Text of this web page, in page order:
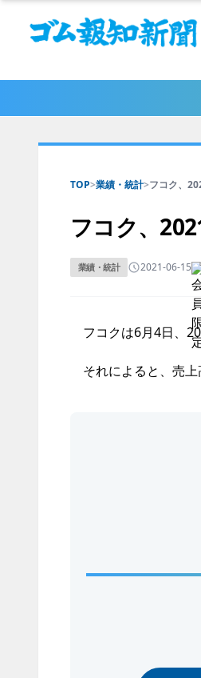
TOP>業績・統計>フコク、
フコク、
業績・統計 2021-06-15
フコクは6月4日、
それによると、売上